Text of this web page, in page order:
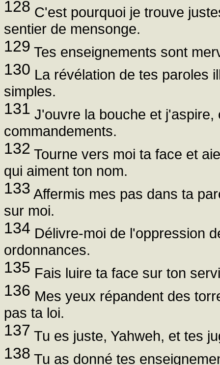
128 C'est pourquoi je trouve
sentier de mensonge.
129 Tes enseignements sont
130 La révélation de tes paroles
simples.
131 J'ouvre la bouche et
commandements.
132 Tourne vers moi ta face et
qui aiment ton nom.
133 Affermis mes pas dans ta
sur moi.
134 Délivre-moi de l'oppression
ordonnances.
135 Fais luire ta face sur ton
136 Mes yeux répandent des
pas ta loi.
137 Tu es juste, Yahweh, et tes
138 Tu as donné tes